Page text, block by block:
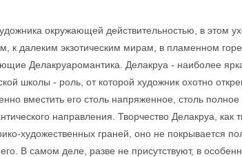
окружающей действительностью, в этом
к далеким экзотическим мирам, в пламенном
Делакруаромантика. Делакруа - наиболее
школы - роль, от которой художник охотно
вместить его столь напряженное, столь
направления. Творчество Делакруа, как
художественных граней, оно не покрывается
В самом деле, разве не присутствуют, в